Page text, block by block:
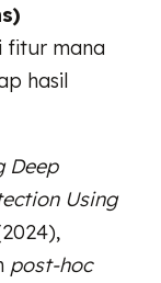
fitur mana
hasil
Deep
Using
post-hoc